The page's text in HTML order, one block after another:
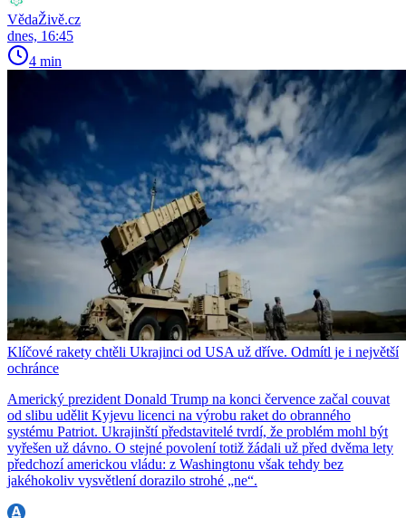
VědaŽivě.cz
dnes, 16:45
4 min
Klíčové rakety chtěli Ukrajinci od USA už dříve. Odmítl je i největší
ochránce
Americký prezident Donald Trump na konci července začal couvat
od slibu udělit Kyjevu licenci na výrobu raket do obranného
systému Patriot. Ukrajinští představitelé tvrdí, že problém mohl být
vyřešen už dávno. O stejné povolení totiž žádali už před dvěma lety
předchozí americkou vládu: z Washingtonu však tehdy bez
jakéhokoliv vysvětlení dorazilo strohé „ne“.